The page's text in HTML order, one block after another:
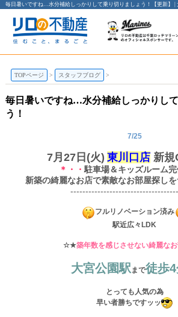
TOPページ スタッフブログ
毎日暑いですね…水分補給しっかりし
う！
7/25
7月27日(火) 東川 口 店 新規
＊・・ 駐車場＆キッズルーム
新築の綺麗なお店で素敵なお部屋探し
フルリノベーション済み
駅近広々LDK
☆★築年数を感じさせない綺麗な
大宮公園駅 まで徒歩
とっても人気の為
早い者勝ちですッッ